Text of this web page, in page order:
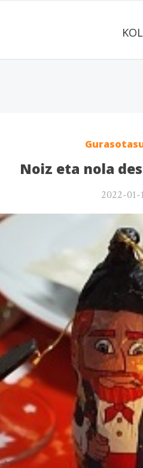
Noiz eta nola
2022-01-